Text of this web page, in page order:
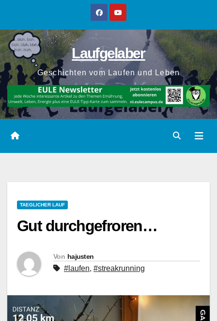
springen
Laufgelaber
Geschichten vom Laufen und Leben
TAEGLICHER LAUF
Gut durchgefroren…
Von hajusten
#laufen, #streakrunning